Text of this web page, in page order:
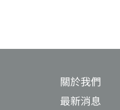
關於我們
最新消息